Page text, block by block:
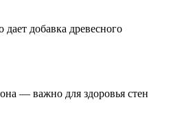
добавка древесного
— важно для здоровья стен